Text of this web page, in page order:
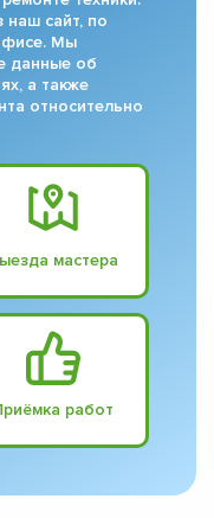
сайт, по
Мы
данные об
а также
относительно
мастера
работ